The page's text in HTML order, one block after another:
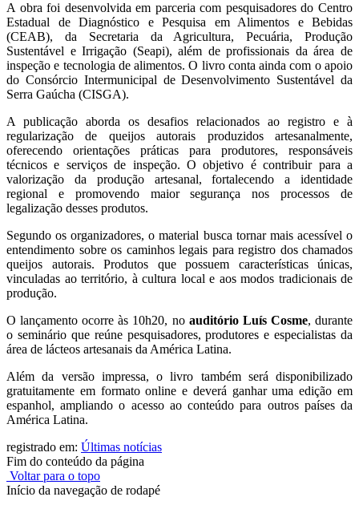
A obra foi desenvolvida em parceria com pesquisadores do Centro
Estadual de Diagnóstico e Pesquisa em Alimentos e Bebidas
(CEAB), da Secretaria da Agricultura, Pecuária, Produção
Sustentável e Irrigação (Seapi), além de profissionais da área de
inspeção e tecnologia de alimentos. O livro conta ainda com o apoio
do Consórcio Intermunicipal de Desenvolvimento Sustentável da
Serra Gaúcha (CISGA).
A publicação aborda os desafios relacionados ao registro e à
regularização de queijos autorais produzidos artesanalmente,
oferecendo orientações práticas para produtores, responsáveis
técnicos e serviços de inspeção. O objetivo é contribuir para a
valorização da produção artesanal, fortalecendo a identidade
regional e promovendo maior segurança nos processos de
legalização desses produtos.
Segundo os organizadores, o material busca tornar mais acessível o
entendimento sobre os caminhos legais para registro dos chamados
queijos autorais. Produtos que possuem características únicas,
vinculadas ao território, à cultura local e aos modos tradicionais de
produção.
O lançamento ocorre às 10h20, no auditório Luís Cosme, durante
o seminário que reúne pesquisadores, produtores e especialistas da
área de lácteos artesanais da América Latina.
Além da versão impressa, o livro também será disponibilizado
gratuitamente em formato online e deverá ganhar uma edição em
espanhol, ampliando o acesso ao conteúdo para outros países da
América Latina.
registrado em: Últimas notícias
Fim do conteúdo da página
Voltar para o topo
Início da navegação de rodapé